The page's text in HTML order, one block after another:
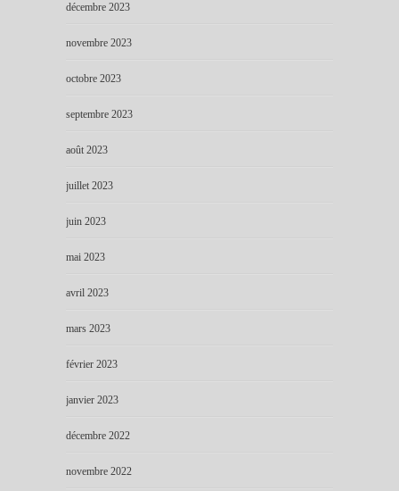
décembre 2023
novembre 2023
octobre 2023
septembre 2023
août 2023
juillet 2023
juin 2023
mai 2023
avril 2023
mars 2023
février 2023
janvier 2023
décembre 2022
novembre 2022